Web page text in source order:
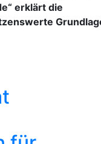
erklärt die